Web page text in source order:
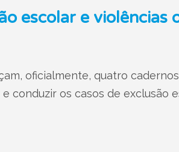
escolar e violências
oficialmente, quatro
conduzir os casos de exclusão